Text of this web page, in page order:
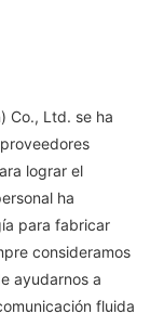
Co., Ltd. se ha
lograr el
ha
para fabricar
consideramos
ayudarnos a
fluida